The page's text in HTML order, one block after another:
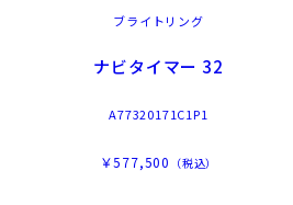
ブライトリング
ナビタイマー 32
A77320171C1P1
￥577,500 （税込）